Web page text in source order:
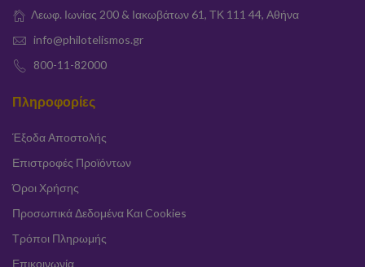
Λεωφ. Ιωνίας 200 & Ιακωβάτων 61, ΤΚ 111 44, Αθήνα
info@philotelismos.gr
800-11-82000
Πληροφορίες
Έξοδα Αποστολής
Επιστροφές Προϊόντων
Όροι Χρήσης
Προσωπικά Δεδομένα Και Cookies
Τρόποι Πληρωμής
Επικοινωνία